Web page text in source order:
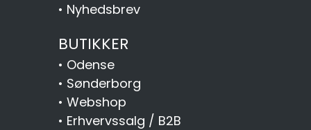
• Nyhedsbrev
BUTIKKER
• Odense
• Sønderborg
• Webshop
• Erhvervssalg / B2B